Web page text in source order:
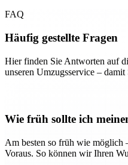
FAQ
Häufig gestellte Fragen
Hier finden Sie Antworten auf
unseren Umzugsservice –
Wie früh sollte ich
Am besten so früh wie möglich
Voraus. So können wir Ihren